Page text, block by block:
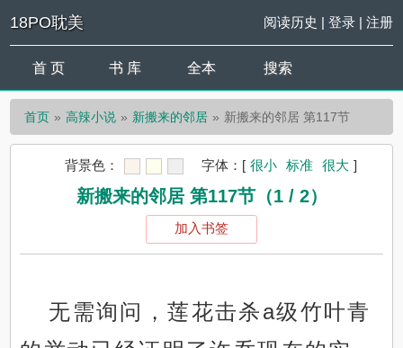
18PO耽美 阅读历史 | 登录| 注册
首 页 书 库 全本 搜索
首页 高辣小说 新搬来的邻居 新搬来的邻居 第117节
背景色： 字体： [ 很小 标准 很大 ]
新搬来的邻居 第117节（1 / 2）
加入书签
无需询问，莲花击杀a级竹叶青